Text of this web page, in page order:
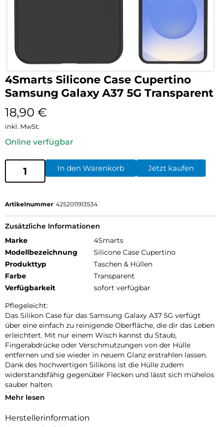
4Smarts Silicone Case Cupertino
Samsung Galaxy A37 5G Transparent
18,90 €
inkl. MwSt.
Online verfügbar
In den Warenkorb Jetzt kaufen
Artikelnummer 4252011913534
Zusätzliche Informationen
Marke
4Smarts
Modellbezeichnung
Silicone Case Cupertino
Produkttyp
Taschen & Hüllen
Farbe
Transparent
Verfügbarkeit
sofort verfügbar
Pflegeleicht:
Das Silikon Case für das Samsung Galaxy A37 5G verfügt
über eine einfach zu reinigende Oberfläche, die dir das Leben
erleichtert. Mit nur einem Wisch kannst du Staub,
Fingerabdrücke oder Verschmutzungen von der Hülle
entfernen und sie wieder in neuem Glanz erstrahlen lassen.
Dank des hochwertigen Silikons ist die Hülle zudem
widerstandsfähig gegenüber Flecken und lässt sich mühelos
sauber halten.
Kratzschutz:
und einen Innenfutter aus Mikrofaser, um Kratzer auf dem
Mehr lesen
Herstellerinformation